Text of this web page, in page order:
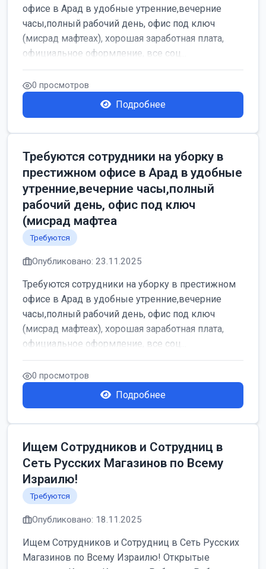
офисе в Арад в удобные утренние,вечерние
часы,полный рабочий день, офис под ключ
(мисрад мафтеах), хорошая заработная плата,
официальное оформление, все соц...
0 просмотров
Подробнее
Требуются сотрудники на уборку в
престижном офисе в Арад в удобные
утренние,вечерние часы,полный
рабочий день, офис под ключ
(мисрад мафтеа
Требуются
Опубликовано: 23.11.2025
Требуются сотрудники на уборку в престижном
офисе в Арад в удобные утренние,вечерние
часы,полный рабочий день, офис под ключ
(мисрад мафтеах), хорошая заработная плата,
официальное оформление, все соц...
0 просмотров
Подробнее
Ищем Сотрудников и Сотрудниц в
Сеть Русских Магазинов по Всему
Израилю!
Требуются
Опубликовано: 18.11.2025
Ищем Сотрудников и Сотрудниц в Сеть Русских
Магазинов по Всему Израилю! Открытые